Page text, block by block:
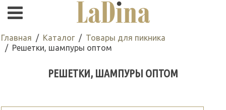
Главная Каталог
Товары для пикника
Решетки, шампуры оптом
РЕШЕТКИ, ШАМПУРЫ ОПТОМ